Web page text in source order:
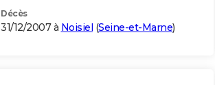
Décès
31/12/2007 à Noisiel (Seine-et-Marne)